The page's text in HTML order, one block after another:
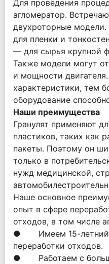
Для проведения
агломератор.
двухроторные
для пленки и
— для сырья крупной
Также модели могут
и мощности
характеристики, тем
оборудование
Наши преимущества
Гранулят применяют
пластиков, таких как
пакеты. Поэтому он
только в
нужд медицинской,
Наше основное
опыт в сфере
отходов, в том числе
● Имеем 15-летний
переработки отходов.
● Работаем с